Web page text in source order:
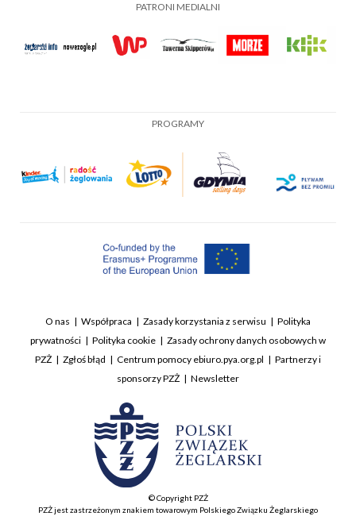
PATRONI MEDIALNI
PROGRAMY
O nas Współpraca Zasady korzystania z serwisu
Polityka
prywatności
Polityka cookie
Zasady ochrony danych osobowych w
PZŻ
Zgłoś błąd Centrum pomocy ebiuro.pya.org.pl
Partnerzy i
sponsorzy PZŻ
Newsletter
© Copyright PZŻ
PZŻ jest zastrzeżonym znakiem towarowym Polskiego Związku Żeglarskiego